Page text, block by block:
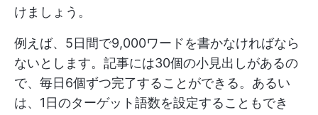
けましょう。
例えば、5日間で9,000ワードを書かなければなら
ないとします。記事には30個の小見出しがあるの
で、毎日6個ずつ完了することができる。あるい
は、1日のターゲット語数を設定することもでき